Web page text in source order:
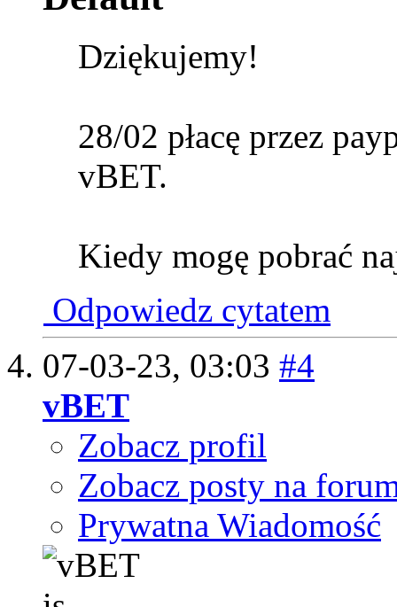
Dziękujemy!
28/02 płacę przez
vBET.
Kiedy mogę pobrać
Odpowiedz cytatem
07-03-23, 03:03 #4
vBET
Zobacz profil
Zobacz posty na
Prywatna Wiadomość